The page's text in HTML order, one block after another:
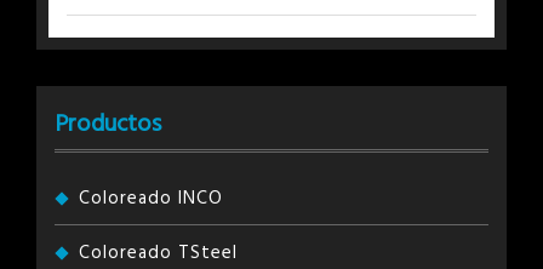
Productos
Coloreado INCO
Coloreado TSteel